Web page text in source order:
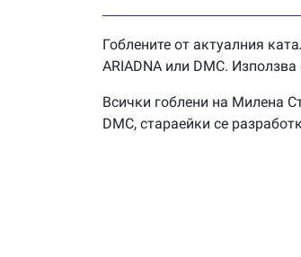
Гоблените от актуалния
ARIADNA или DMC.
Всички гоблени на Милена
DMC, стараейки се